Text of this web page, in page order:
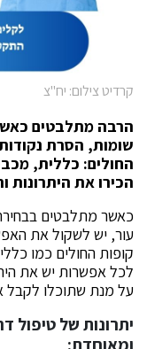
קרדיט צילום: יח"צ
הרבה מתלבטים
שומות, הסרת
החולים: כללית,
הכירו את היתרונות
כאשר מתלבטים
עור, יש לשקול את
קופות החולים כמו
לכל אפשרות יש את
על מנת שתוכלו לקבל
יתרונות של טיפול